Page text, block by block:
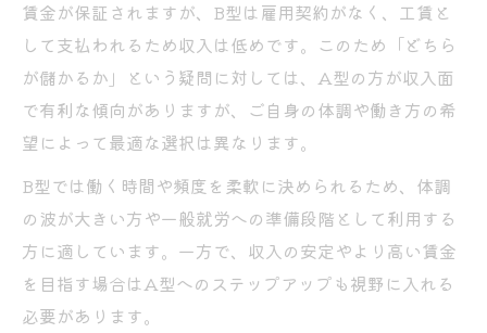
賃金が保証されますが、B型は雇用契約がなく、工賃と
して支払われるため収入は低めです。このため「どちら
が儲かるか」という疑問に対しては、A型の方が収入面
で有利な傾向がありますが、ご自身の体調や働き方の希
望によって最適な選択は異なります。
B型では働く時間や頻度を柔軟に決められるため、体調
の波が大きい方や一般就労への準備段階として利用する
方に適しています。一方で、収入の安定やより高い賃金
を目指す場合はA型へのステップアップも視野に入れる
必要があります。